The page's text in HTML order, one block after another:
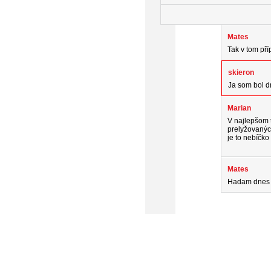
Mates
Tak v tom
skieron
Ja som bol
Marian
V najlepšom
je to nebíčko
Mates
Hadam